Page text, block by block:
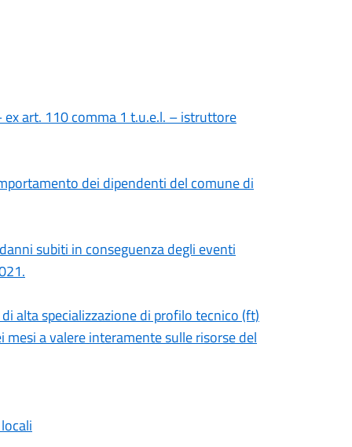
art. 110 comma 1 t.u.e.l. – istruttore
dei dipendenti del comune di
subiti in conseguenza degli eventi
alta specializzazione di profilo tecnico (ft)
a valere interamente sulle risorse del